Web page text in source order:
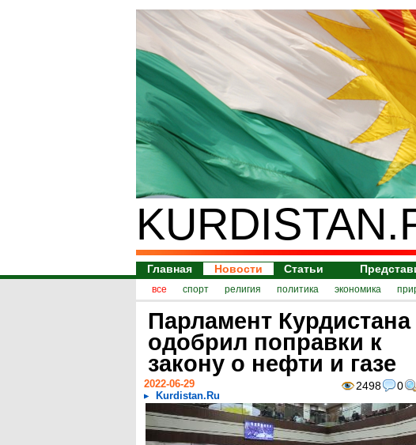
Главная Новости Статьи
все спорт религия политика экономика
Парламент Курдистана
одобрил поправки к
закону о нефти и газе
2498 0
2022-06-29
Kurdistan.Ru